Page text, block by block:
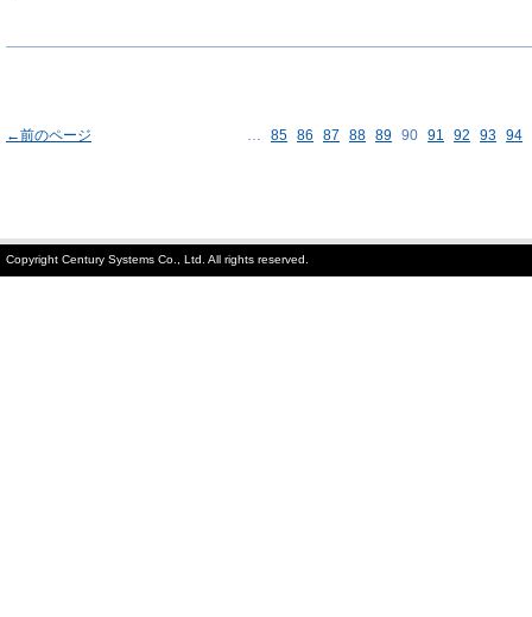
←前のページ … 85 86 87 88 89 90 91 92 93 94
Copyright Century Systems Co., Ltd. All rights reserved.